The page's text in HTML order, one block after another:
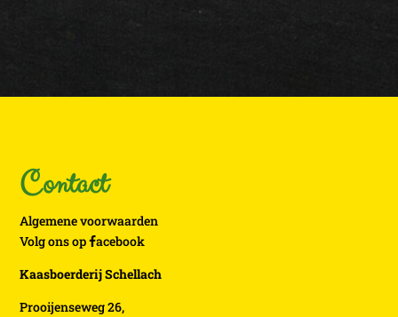
Contact
Algemene voorwaarden
Volg ons op acebook
Kaasboerderij Schellach
Prooijenseweg 26,